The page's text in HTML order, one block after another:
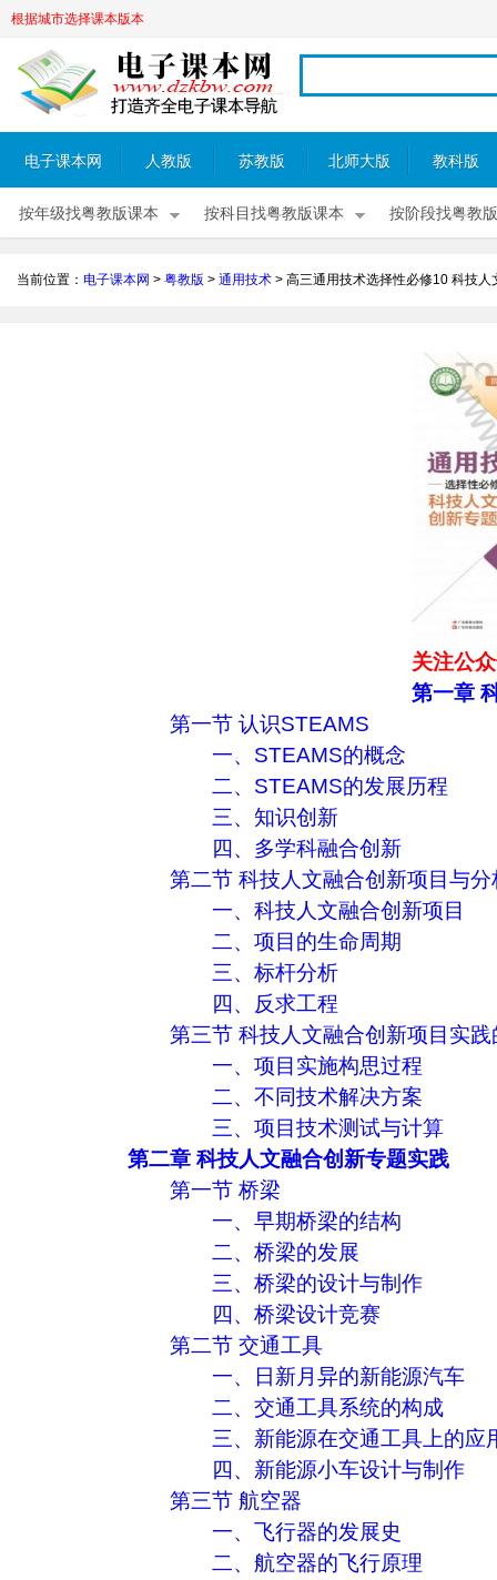
根据城市选择课本版本
电子课本网 人教版 苏教版 北师大版 教科版
按年级找粤教版课本 按科目找粤教版课本 按阶段找粤教
当前位置： 电子课本网 > 粤教版 > 通用技术 > 高三通用技术选择性必修10 科技
关注公
第一章
第一节 认识STEAMS
一、STEAMS的概念
二、STEAMS的发展历程
三、知识创新
四、多学科融合创新
第二节 科技人文融合创新项目与分
一、科技人文融合创新项目
二、项目的生命周期
三、标杆分析
四、反求工程
第三节 科技人文融合创新项目实践
一、项目实施构思过程
二、不同技术解决方案
三、项目技术测试与计算
第二章 科技人文融合创新专题实践
第一节 桥梁
一、早期桥梁的结构
二、桥梁的发展
三、桥梁的设计与制作
四、桥梁设计竞赛
第二节 交通工具
一、日新月异的新能源汽车
二、交通工具系统的构成
三、新能源在交通工具上的应
四、新能源小车设计与制作
第三节 航空器
一、飞行器的发展史
二、航空器的飞行原理